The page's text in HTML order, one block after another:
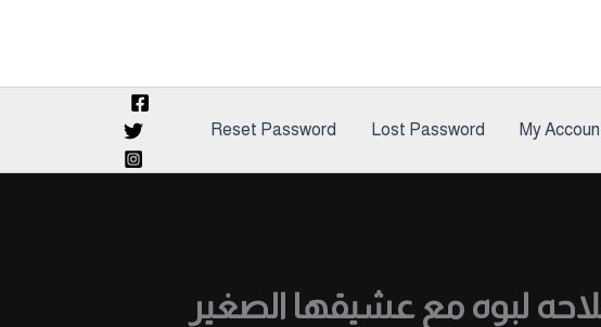
My
Lost Password
Reset Password
فلاحه لبوه مع عشيقها الصغير